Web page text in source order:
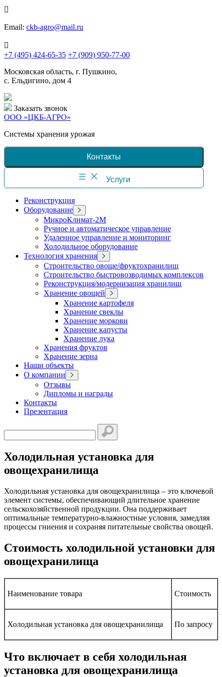
Перейти
содержимому
Email: ckb-agro@mail.ru
+7 (495) 424-65-35 +7 (909) 950-77-00
Московская область, г. Пушкино,
с. Ельдигино, дом 4
Заказать звонок
ООО «ЦКБ-АГРО»
Системы хранения урожая
Контакты
Услуги
Реконструкция
Оборудование
МикроКлимат-2М
Ручное и автоматическое управление
Удаленное управление и мониторинг
Холодильное оборудование
Технология хранения
Строительство овоще/фруктохранилищ
Строительство быстровозводимых комплексов
Реконструкция/модернизация хранилищ
Хранение овощей
Хранение картофеля
Хранение свеклы
Хранение моркови
Хранение капусты
Хранение лука
Хранения фруктов
Хранение зерна
Наши объекты
О компании
Отзывы
Дипломы и награды
Контакты
Презентация
Холодильная установка для
овощехранилища
Холодильная установка для овощехранилища – это ключевой
элемент системы, обеспечивающий длительное хранение
сельскохозяйственной продукции. Она поддерживает
оптимальные температурно-влажностные условия, замедляя
процессы гниения и сохраняя питательные свойства овощей.
Стоимость холодильной установки для
овощехранилища
Наименование товара Стоимость
Холодильная установка для овощехранилища По запросу
Что включает в себя холодильная
установка для овощехранилища